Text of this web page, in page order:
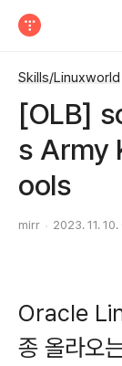
Skills/Linuxworld
[OLB]
s Army
ools
mirr 2023. 11.
Oracle
종 올라오